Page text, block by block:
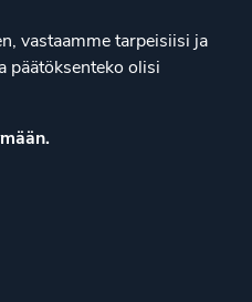
vastaamme tarpeisiisi ja
päätöksenteko olisi